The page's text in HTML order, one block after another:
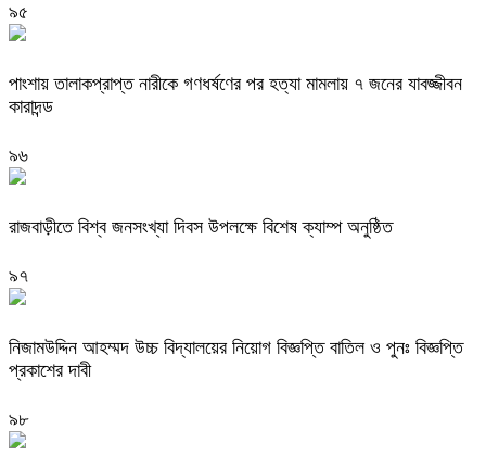
৯৫
পাংশায় তালাকপ্রাপ্ত নারীকে গণধর্ষণের পর হত্যা মামলায় ৭ জনের যাবজ্জীবন
কারাদন্ড
৯৬
রাজবাড়ীতে বিশ্ব জনসংখ্যা দিবস উপলক্ষে বিশেষ ক্যাম্প অনুষ্ঠিত
৯৭
নিজামউদ্দিন আহম্মদ উচ্চ বিদ্যালয়ের নিয়োগ বিজ্ঞপ্তি বাতিল ও পুনঃ বিজ্ঞপ্তি
প্রকাশের দাবী
৯৮